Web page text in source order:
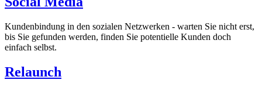
Kundenbindung in den sozialen Netzwerken - warten Sie nicht erst,
bis Sie gefunden werden, finden Sie potentielle Kunden doch
einfach selbst.
Relaunch